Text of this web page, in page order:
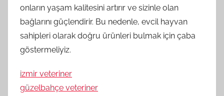
onların yaşam kalitesini artırır ve sizinle olan
bağlarını güçlendirir. Bu nedenle, evcil hayvan
sahipleri olarak doğru ürünleri bulmak için çaba
göstermeliyiz.
izmir veteriner
güzelbahçe veteriner